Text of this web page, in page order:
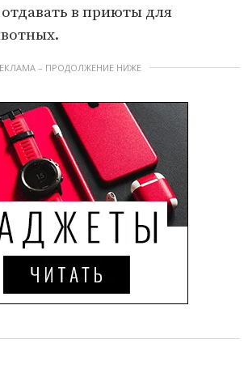
в приюты для
– ПРОДОЛЖЕНИЕ НИЖЕ